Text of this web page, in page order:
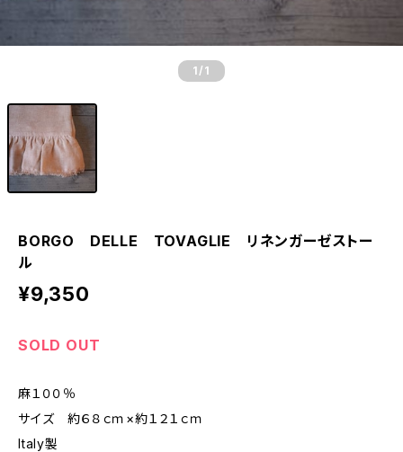
1 /1
BORGO DELLE TOVAGLIE リネンガーゼストー
ル
¥9,350
SOLD OUT
麻１００％
サイズ 約６８ｃｍ×約１２１ｃｍ
Italy製